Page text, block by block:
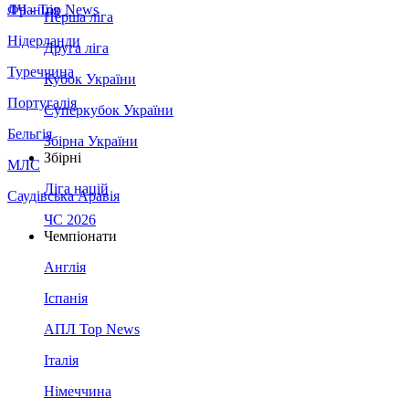
Франція
Нідерланди
Туреччина
Португалія
Бельгія
МЛС
Саудівська Аравія
ЛЧ - Top News
Перша ліга
Друга ліга
Кубок України
Суперкубок України
Збірна України
Збірні
Ліга націй
ЧС 2026
Чемпіонати
Англія
Іспанія
АПЛ Top News
Італія
Німеччина